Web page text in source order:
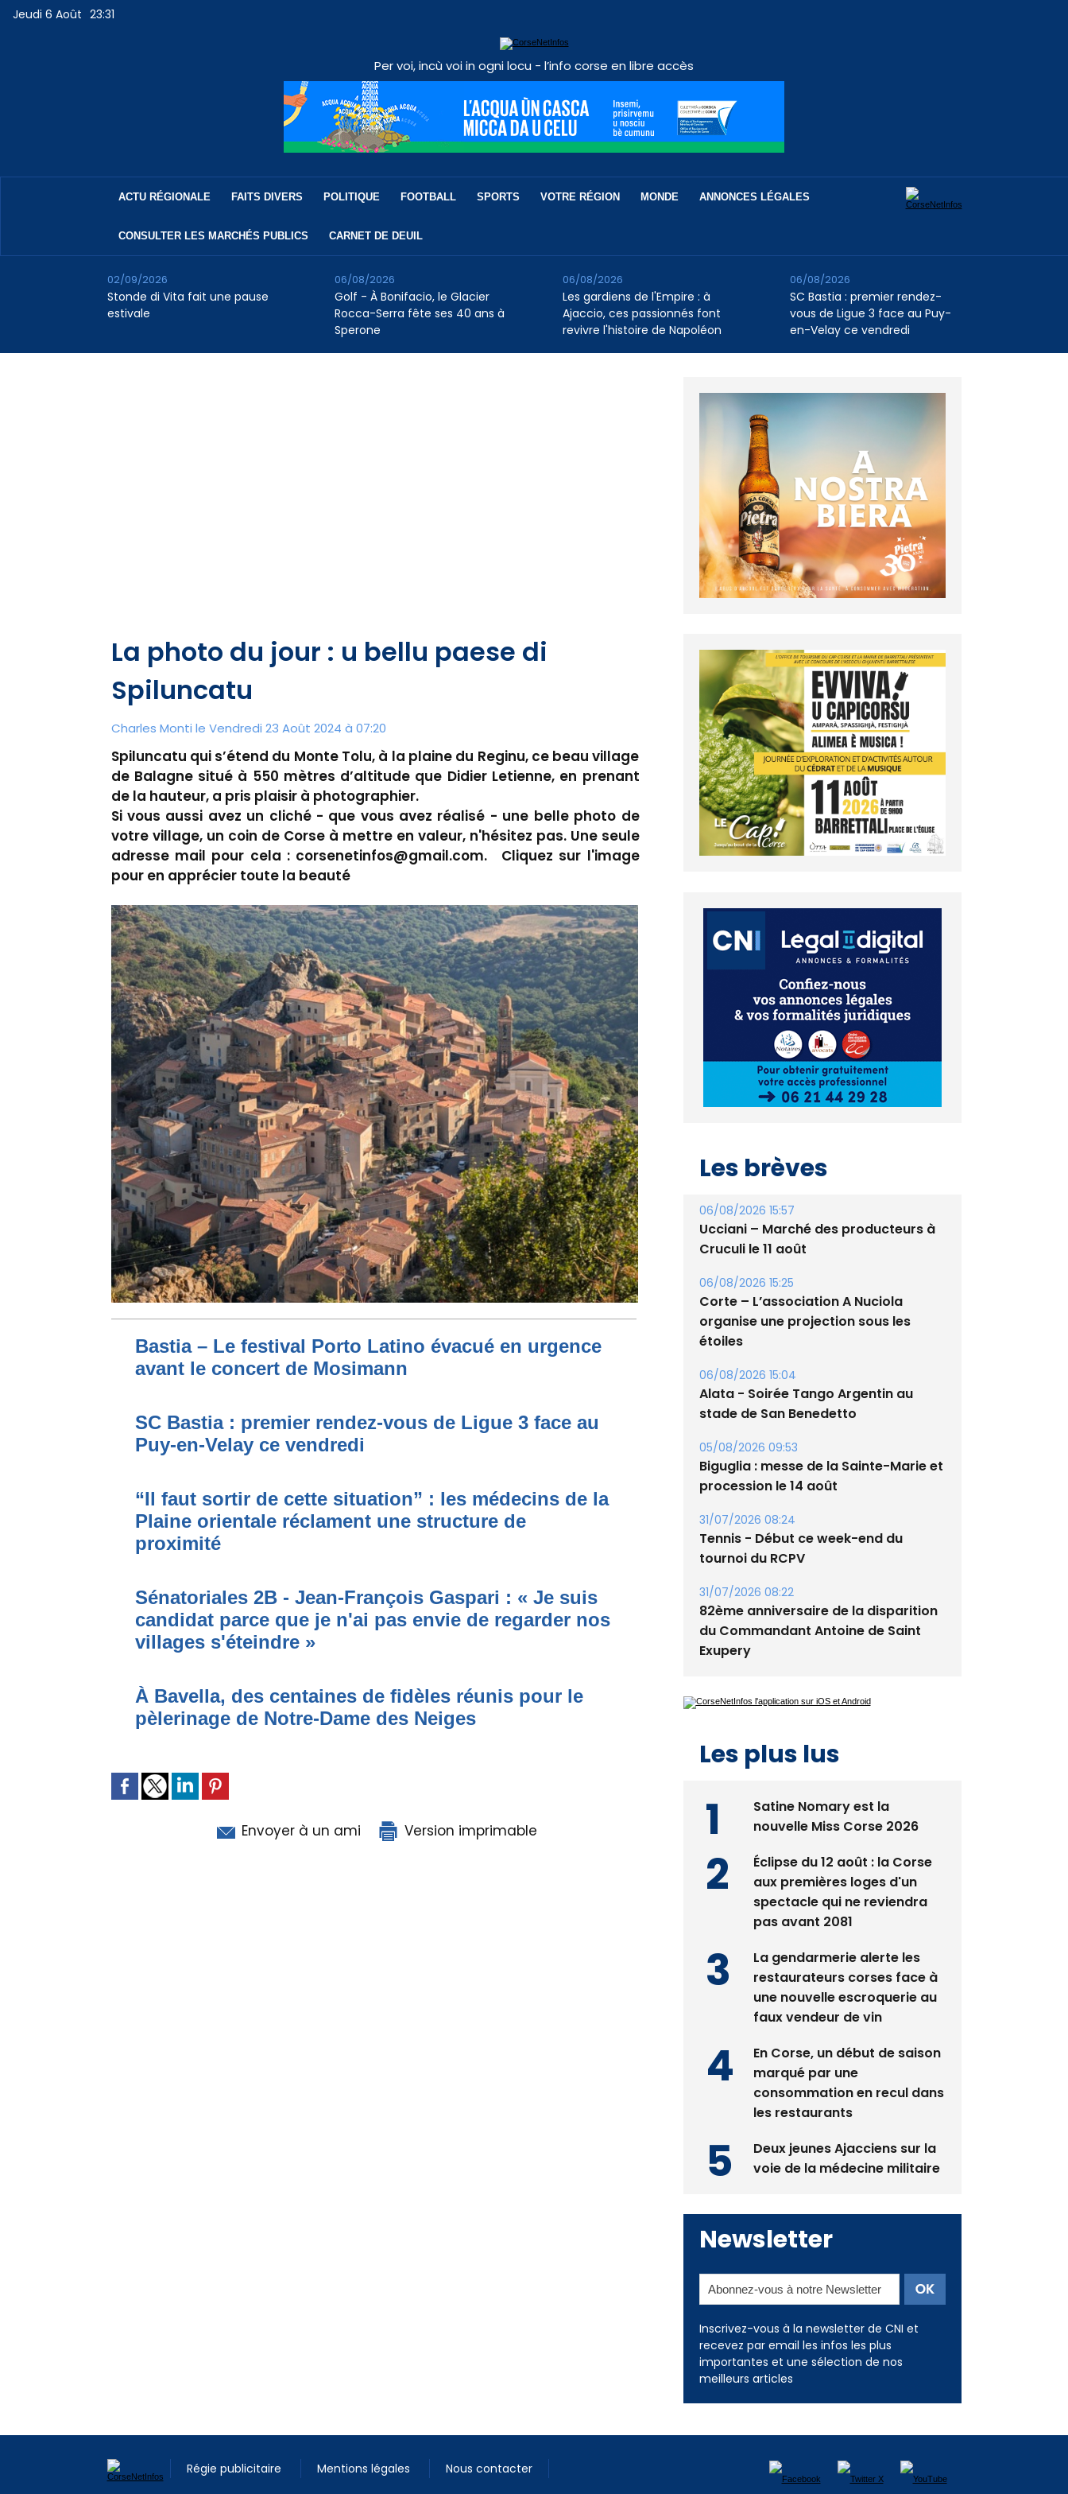
Jeudi 6 Août 23:31
Per voi, incù voi in ogni locu - l’info corse en libre accès
ACTU RÉGIONALE FAITS DIVERS POLITIQUE FOOTBALL SPORTS VOTRE RÉGION MONDE ANNONCES LÉGALES
CONSULTER LES MARCHÉS PUBLICS CARNET DE DEUIL
Stonde di Vita fait une pause
estivale
02/09/2026
Golf - À Bonifacio, le Glacier
Rocca-Serra fête ses 40 ans à
Sperone
06/08/2026
Les gardiens de l'Empire : à
Ajaccio, ces passionnés font
revivre l'histoire de Napoléon
06/08/2026
SC Bastia : premier rendez-
vous de Ligue 3 face au Puy-
en-Velay ce vendredi
06/08/2026
La photo du jour : u bellu paese di
Spiluncatu
Charles Monti le Vendredi 23 Août 2024 à 07:20
Spiluncatu qui s’étend du Monte Tolu, à la plaine du Reginu, ce beau village
de Balagne situé à 550 mètres d’altitude que Didier Letienne, en prenant
de la hauteur, a pris plaisir à photographier.
Si vous aussi avez un cliché - que vous avez réalisé - une belle photo de
votre village, un coin de Corse à mettre en valeur, n'hésitez pas. Une seule
adresse mail pour cela : corsenetinfos@gmail.com. Cliquez sur l'image
pour en apprécier toute la beauté
Bastia – Le festival Porto Latino évacué en urgence
avant le concert de Mosimann
SC Bastia : premier rendez-vous de Ligue 3 face au
Puy-en-Velay ce vendredi
“Il faut sortir de cette situation” : les médecins de la
Plaine orientale réclament une structure de
proximité
Sénatoriales 2B - Jean-François Gaspari : « Je suis
candidat parce que je n'ai pas envie de regarder nos
villages s'éteindre »
À Bavella, des centaines de fidèles réunis pour le
pèlerinage de Notre-Dame des Neiges
Envoyer à un ami Version imprimable
06/08/2026 15:57
Cruculi le 11 août
06/08/2026 15:25
organise une projection sous les
étoiles
06/08/2026 15:04
stade de San Benedetto
05/08/2026 09:53
procession le 14 août
31/07/2026 08:24
Tennis - Début ce week-end du
tournoi du RCPV
31/07/2026 08:22
du Commandant Antoine de Saint
Exupery
Les plus lus
Satine Nomary est la
Éclipse du 12 août : la Corse
spectacle qui ne reviendra
pas avant 2081
La gendarmerie alerte les
une nouvelle escroquerie au
faux vendeur de vin
En Corse, un début de saison
consommation en recul dans
les restaurants
Deux jeunes Ajacciens sur la
Inscrivez-vous à la newsletter de CNI et
recevez par email les infos les plus
importantes et une sélection de nos